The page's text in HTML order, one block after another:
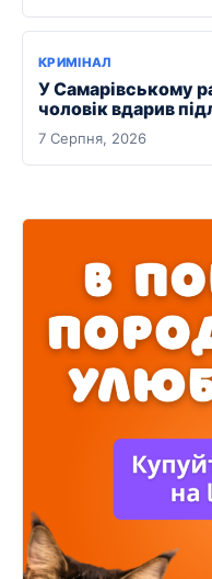
КРИМІНАЛ
У Самарівському
чоловік вдарив
7 Серпня, 2026